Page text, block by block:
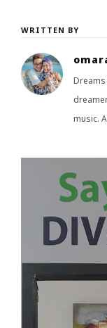
WRITTEN BY
music.